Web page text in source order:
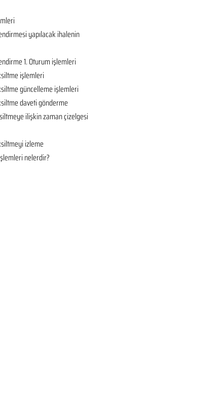
yapılacak ihalenin
1. Oturum işlemleri
işlemleri
güncelleme işlemleri
daveti gönderme
ilişkin zaman çizelgesi
izleme
nelerdir?